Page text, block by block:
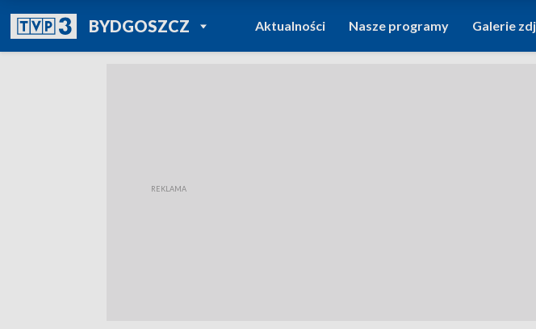
BYDGOSZCZPOWRÓT DO
TVP REGIONY
Aktualności Nasze programy Galerie